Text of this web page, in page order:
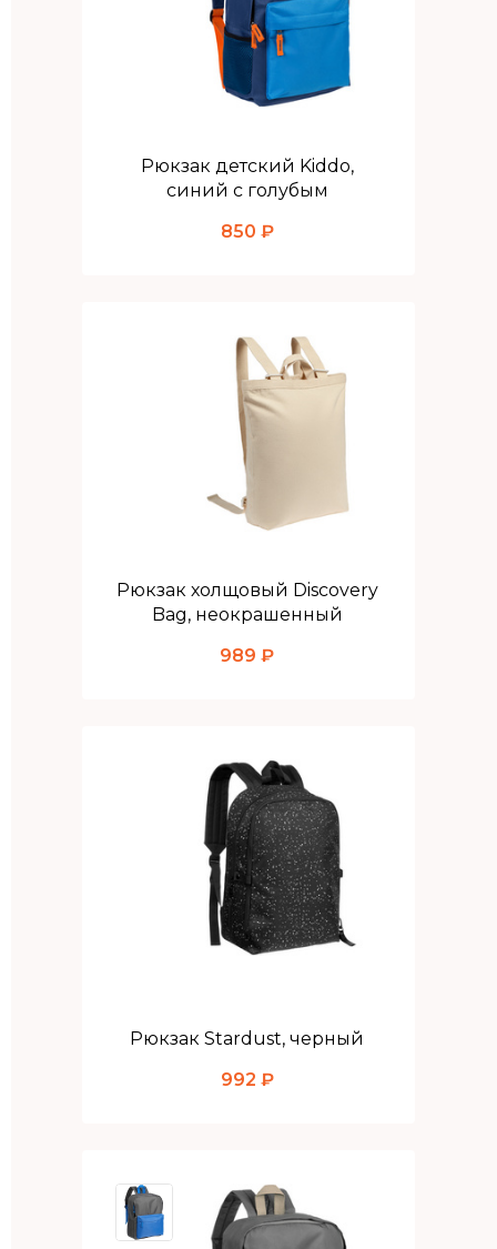
Рюкзак детский Kiddo,
синий с голубым
850 ₽
Рюкзак холщовый Discovery
Bag, неокрашенный
989 ₽
Рюкзак Stardust, черный
992 ₽